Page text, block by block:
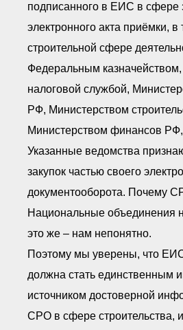
подписанного в ЕИС в сфере
электронного акта приёмки, в
строительной сфере
Федеральным
налоговой службой,
РФ, Министерством
Министерством финансов
Указанные ведомства
закупок частью своего
документооборота. Почему
Национальные объединения
это же – нам непонятно.
Поэтому мы уверены, что
должна стать единственным
источником достоверной
СРО в сфере строительства,